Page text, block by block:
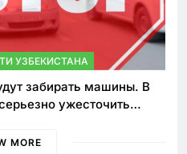
УЗБЕКИСТАНА
забирать машины. В
ужесточить
MORE